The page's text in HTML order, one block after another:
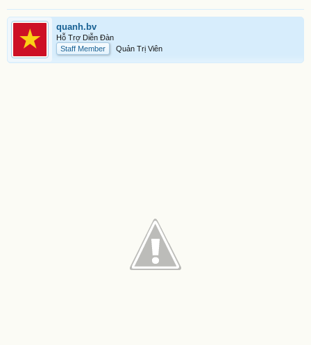
quanh.bv
Hỗ Trợ Diễn Đàn
Staff Member
Quản Trị Viên